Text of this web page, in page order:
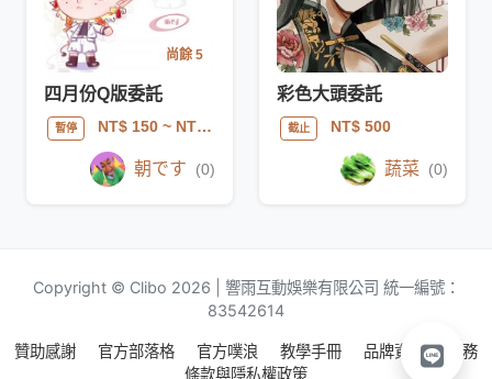
尚餘 5
四月份Q版委託
暫停 NT$ 150~ NT$ 250
朝です (0)
彩色大頭委託
截止 NT$ 500
蔬菜 (0)
Copyright © Clibo 2026 | 響雨互動娛樂有限公司 統一編號：
83542614
贊助感謝 官方部落格 官方噗浪 教學手冊 品牌資源
服務
條款與隱私權政策